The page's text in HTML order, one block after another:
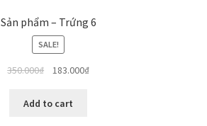
Sản phẩm – Trứng 6
SALE!
350.000₫ 183.000₫
Add to cart